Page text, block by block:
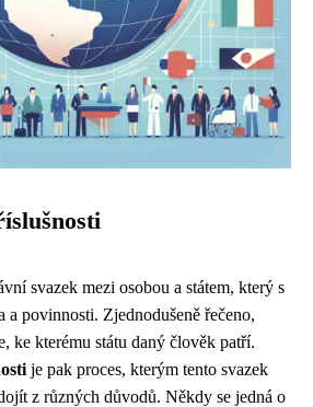
svazek mezi osobou a státem, který s
a povinnosti. Zjednodušeně řečeno,
ke kterému státu daný člověk patří.
je pak proces, kterým tento svazek
z různých důvodů. Někdy se jedná o